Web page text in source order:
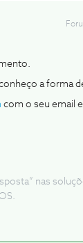
a forma
com o seu email
nas